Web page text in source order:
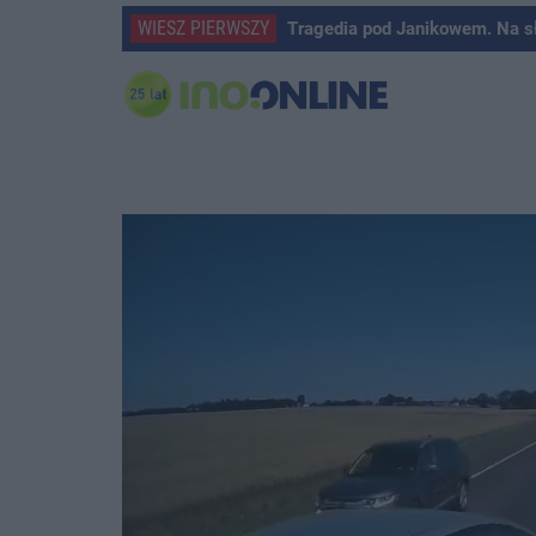
WIESZ PIERWSZY Tragedia pod Janikowem. Na